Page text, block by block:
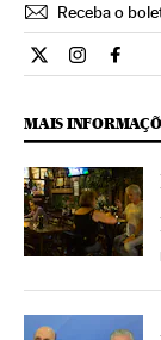
Receba o
Economia El
Economia
MAIS